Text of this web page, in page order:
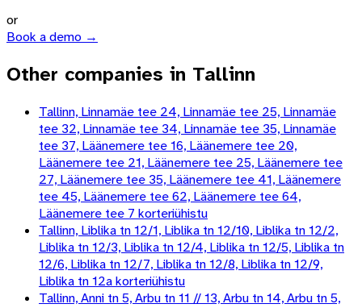
or
Book a demo →
Other companies in Tallinn
Tallinn, Linnamäe tee 24, Linnamäe tee 25, Linnamäe
tee 32, Linnamäe tee 34, Linnamäe tee 35, Linnamäe
tee 37, Läänemere tee 16, Läänemere tee 20,
Läänemere tee 21, Läänemere tee 25, Läänemere tee
27, Läänemere tee 35, Läänemere tee 41, Läänemere
tee 45, Läänemere tee 62, Läänemere tee 64,
Läänemere tee 7 korteriühistu
Tallinn, Liblika tn 12/1, Liblika tn 12/10, Liblika tn 12/2,
Liblika tn 12/3, Liblika tn 12/4, Liblika tn 12/5, Liblika tn
12/6, Liblika tn 12/7, Liblika tn 12/8, Liblika tn 12/9,
Liblika tn 12a korteriühistu
Tallinn, Anni tn 5, Arbu tn 11 // 13, Arbu tn 14, Arbu tn 5,